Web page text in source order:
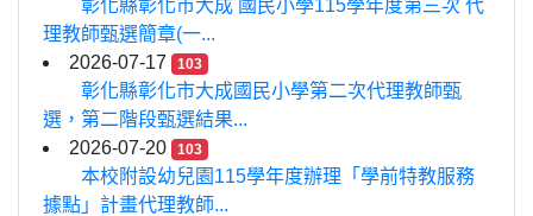
彰化縣彰化市大成 國民小學115學年度第三次 代
理教師甄選簡章(一...
2026-07-17
103
彰化縣彰化市大成國民小學第二次代理教師甄
選，第二階段甄選結果...
2026-07-20
103
本校附設幼兒園115學年度辦理「學前特教服務
據點」計畫代理教師...